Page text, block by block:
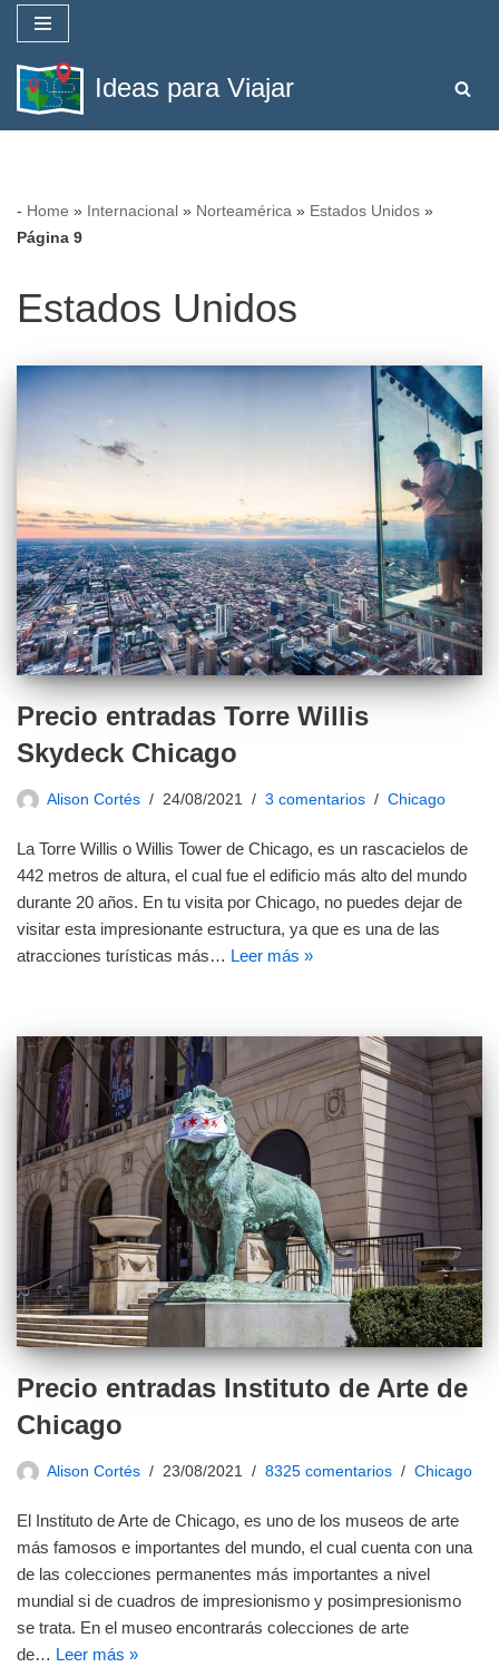
Saltar
al
contenido
Ideas para Viajar
- Home » Internacional » Norteamérica » Estados Unidos »
Página 9
Estados Unidos
Precio entradas Torre Willis
Skydeck Chicago
Alison Cortés 24/08/2021 3 comentarios Chicago
La Torre Willis o Willis Tower de Chicago, es un rascacielos de
442 metros de altura, el cual fue el edificio más alto del mundo
durante 20 años. En tu visita por Chicago, no puedes dejar de
visitar esta impresionante estructura, ya que es una de las
atracciones turísticas más… Leer más »
Precio entradas Instituto de Arte de
Chicago
Alison Cortés 23/08/2021 8325 comentarios Chicago
El Instituto de Arte de Chicago, es uno de los museos de arte
más famosos e importantes del mundo, el cual cuenta con una
de las colecciones permanentes más importantes a nivel
mundial si de cuadros de impresionismo y posimpresionismo
se trata. En el museo encontrarás colecciones de arte
de… Leer más »